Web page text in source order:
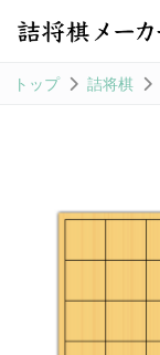
トップ 詰将棋